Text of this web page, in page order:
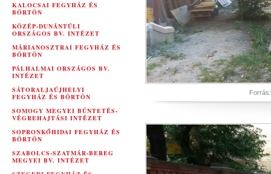
KALOCSAI FEGYHÁZ ÉS
BÖRTÖN
KÖZÉP-DUNÁNTÚLI
ORSZÁGOS BV. INTÉZET
MÁRIANOSZTRAI FEGYHÁZ ÉS
BÖRTÖN
PÁLHALMAI ORSZÁGOS BV.
INTÉZET
SÁTORALJAÚJHELYI
FEGYHÁZ ÉS BÖRTÖN
SOMOGY MEGYEI BÜNTETÉS-
VÉGREHAJTÁSI INTÉZET
SOPRONKŐHIDAI FEGYHÁZ ÉS
BÖRTÖN
SZABOLCS-SZATMÁR-BEREG
MEGYEI BV. INTÉZET